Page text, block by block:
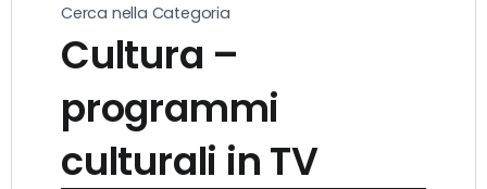
Cerca nella Categoria
Cultura –
programmi
culturali in TV